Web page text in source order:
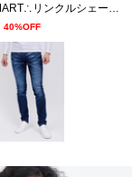
TORNADO MART∴リンクルシェービングスキニーデニム
40%OFF